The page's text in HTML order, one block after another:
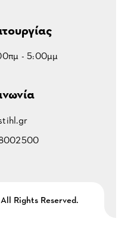
- 5:00μμ
Rights Reserved.